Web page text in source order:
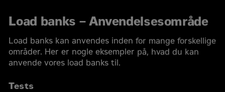
Load banks – Anvendelsesområde
Load banks kan anvendes inden for mange forskellige
områder. Her er nogle eksempler på, hvad du kan
anvende vores load banks til.
Tests